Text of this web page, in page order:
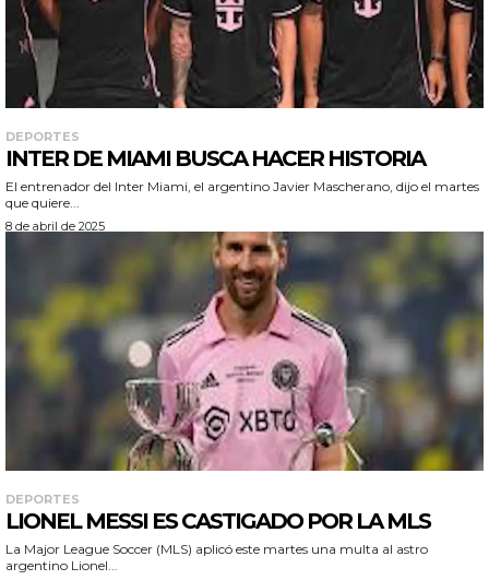
DEPORTES
INTER DE MIAMI BUSCA HACER HISTORIA
El entrenador del Inter Miami, el argentino Javier Mascherano, dijo el martes
que quiere...
8 de abril de 2025
DEPORTES
LIONEL MESSI ES CASTIGADO POR LA MLS
La Major League Soccer (MLS) aplicó este martes una multa al astro
argentino Lionel...